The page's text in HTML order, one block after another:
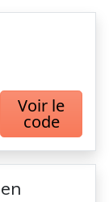
Voir le
code